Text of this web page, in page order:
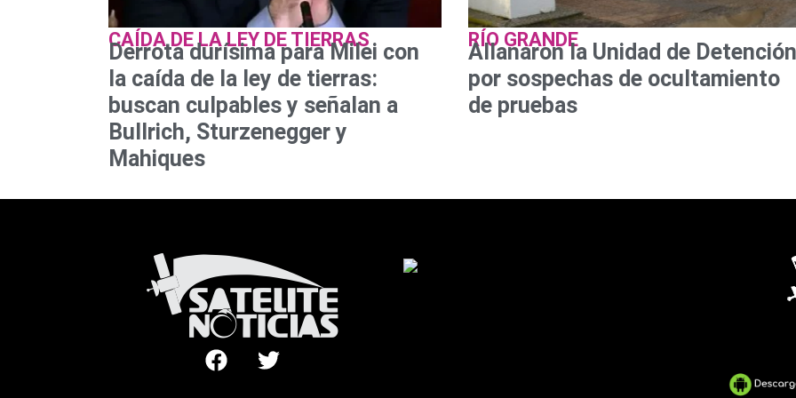
CAÍDA DE LA LEY DE TIERRAS
Derrota durísima para Milei con
la caída de la ley de tierras:
buscan culpables y señalan a
Bullrich, Sturzenegger y
Mahiques
RÍO GRANDE
Allanaron la Unidad de
por sospechas de ocultamiento
de pruebas
F
a
T
w